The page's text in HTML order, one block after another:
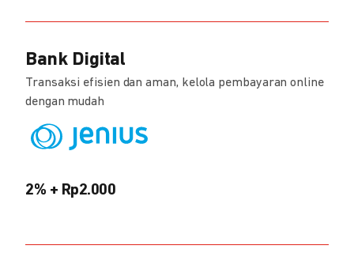
Bank Digital
Transaksi efisien dan aman, kelola pembayaran online
dengan mudah
2% + Rp2.000